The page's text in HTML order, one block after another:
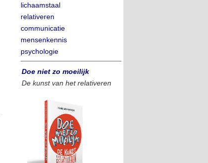
lichaamstaal
relativeren
communicatie
mensenkennis
psychologie
Doe niet zo moeilijk
De kunst van het relativeren